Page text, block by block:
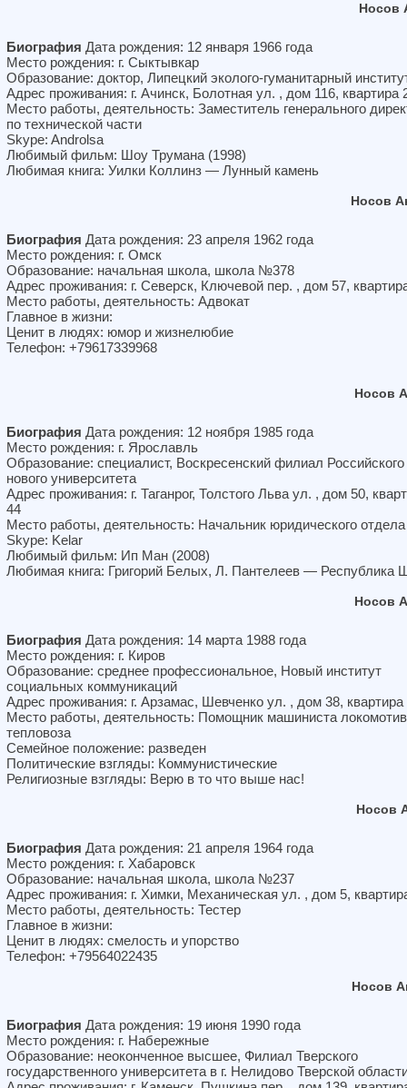
Носов
Биография Дата рождения: 12 января 1966 года
Место рождения: г. Сыктывкар
Образование: доктор, Липецкий эколого-гуманитарный
Адрес проживания: г. Ачинск, Болотная ул. , дом 116, квартира
Место работы, деятельность: Заместитель генерального
по технической части
Skype: Androlsa
Любимый фильм: Шоу Трумана (1998)
Любимая книга: Уилки Коллинз — Лунный камень
Носов
Биография Дата рождения: 23 апреля 1962 года
Место рождения: г. Омск
Образование: начальная школа, школа №378
Адрес проживания: г. Северск, Ключевой пер. , дом 57,
Место работы, деятельность: Адвокат
Главное в жизни:
Ценит в людях: юмор и жизнелюбие
Телефон: +79617339968
Носов
Биография Дата рождения: 12 ноября 1985 года
Место рождения: г. Ярославль
Образование: специалист, Воскресенский филиал Российского
нового университета
Адрес проживания: г. Таганрог, Толстого Льва ул. , дом 50,
44
Место работы, деятельность: Начальник юридического отдела
Skype: Kelar
Любимый фильм: Ип Ман (2008)
Любимая книга: Григорий Белых, Л. Пантелеев — Республика
Носов
Биография Дата рождения: 14 марта 1988 года
Место рождения: г. Киров
Образование: среднее профессиональное, Новый институт
социальных коммуникаций
Адрес проживания: г. Арзамас, Шевченко ул. , дом 38, квартира
Место работы, деятельность: Помощник машиниста
тепловоза
Семейное положение: разведен
Политические взгляды: Коммунистические
Религиозные взгляды: Верю в то что выше нас!
Носов
Биография Дата рождения: 21 апреля 1964 года
Место рождения: г. Хабаровск
Образование: начальная школа, школа №237
Адрес проживания: г. Химки, Механическая ул. , дом 5,
Место работы, деятельность: Тестер
Главное в жизни:
Ценит в людях: смелость и упорство
Телефон: +79564022435
Носов
Биография Дата рождения: 19 июня 1990 года
Место рождения: г. Набережные
Образование: неоконченное высшее, Филиал Тверского
государственного университета в г. Нелидово Тверской